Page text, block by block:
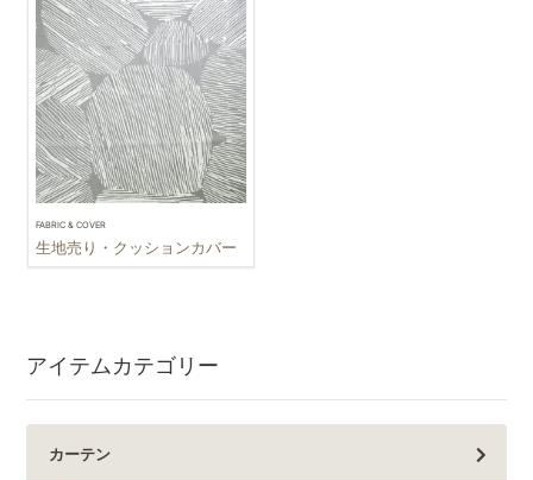
FABRIC & COVER
生地売り・クッションカバー
アイテムカテゴリー
カーテン